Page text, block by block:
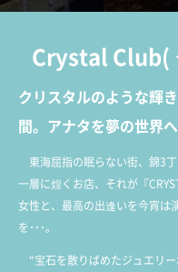
Crystal Club(
クリスタルのような輝
間。アナタを夢の世界へ
東海屈指の眠らない街、錦3
一層に煌くお店、それが『
女性と、最高の出逢いを今宵は
を･･･。
“宝石を散りばめたジュエリ